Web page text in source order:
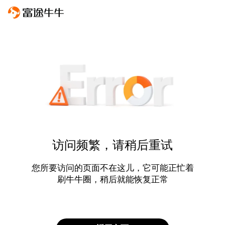
访问频繁，请稍后重试
您所要访问的页面不在这儿，它可能正忙着
刷牛牛圈，稍后就能恢复正常